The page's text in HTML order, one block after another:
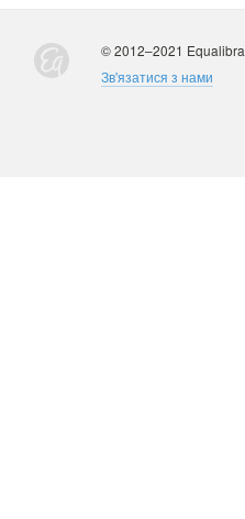
© 2012–2021 Equalibra
Зв'язатися з нами